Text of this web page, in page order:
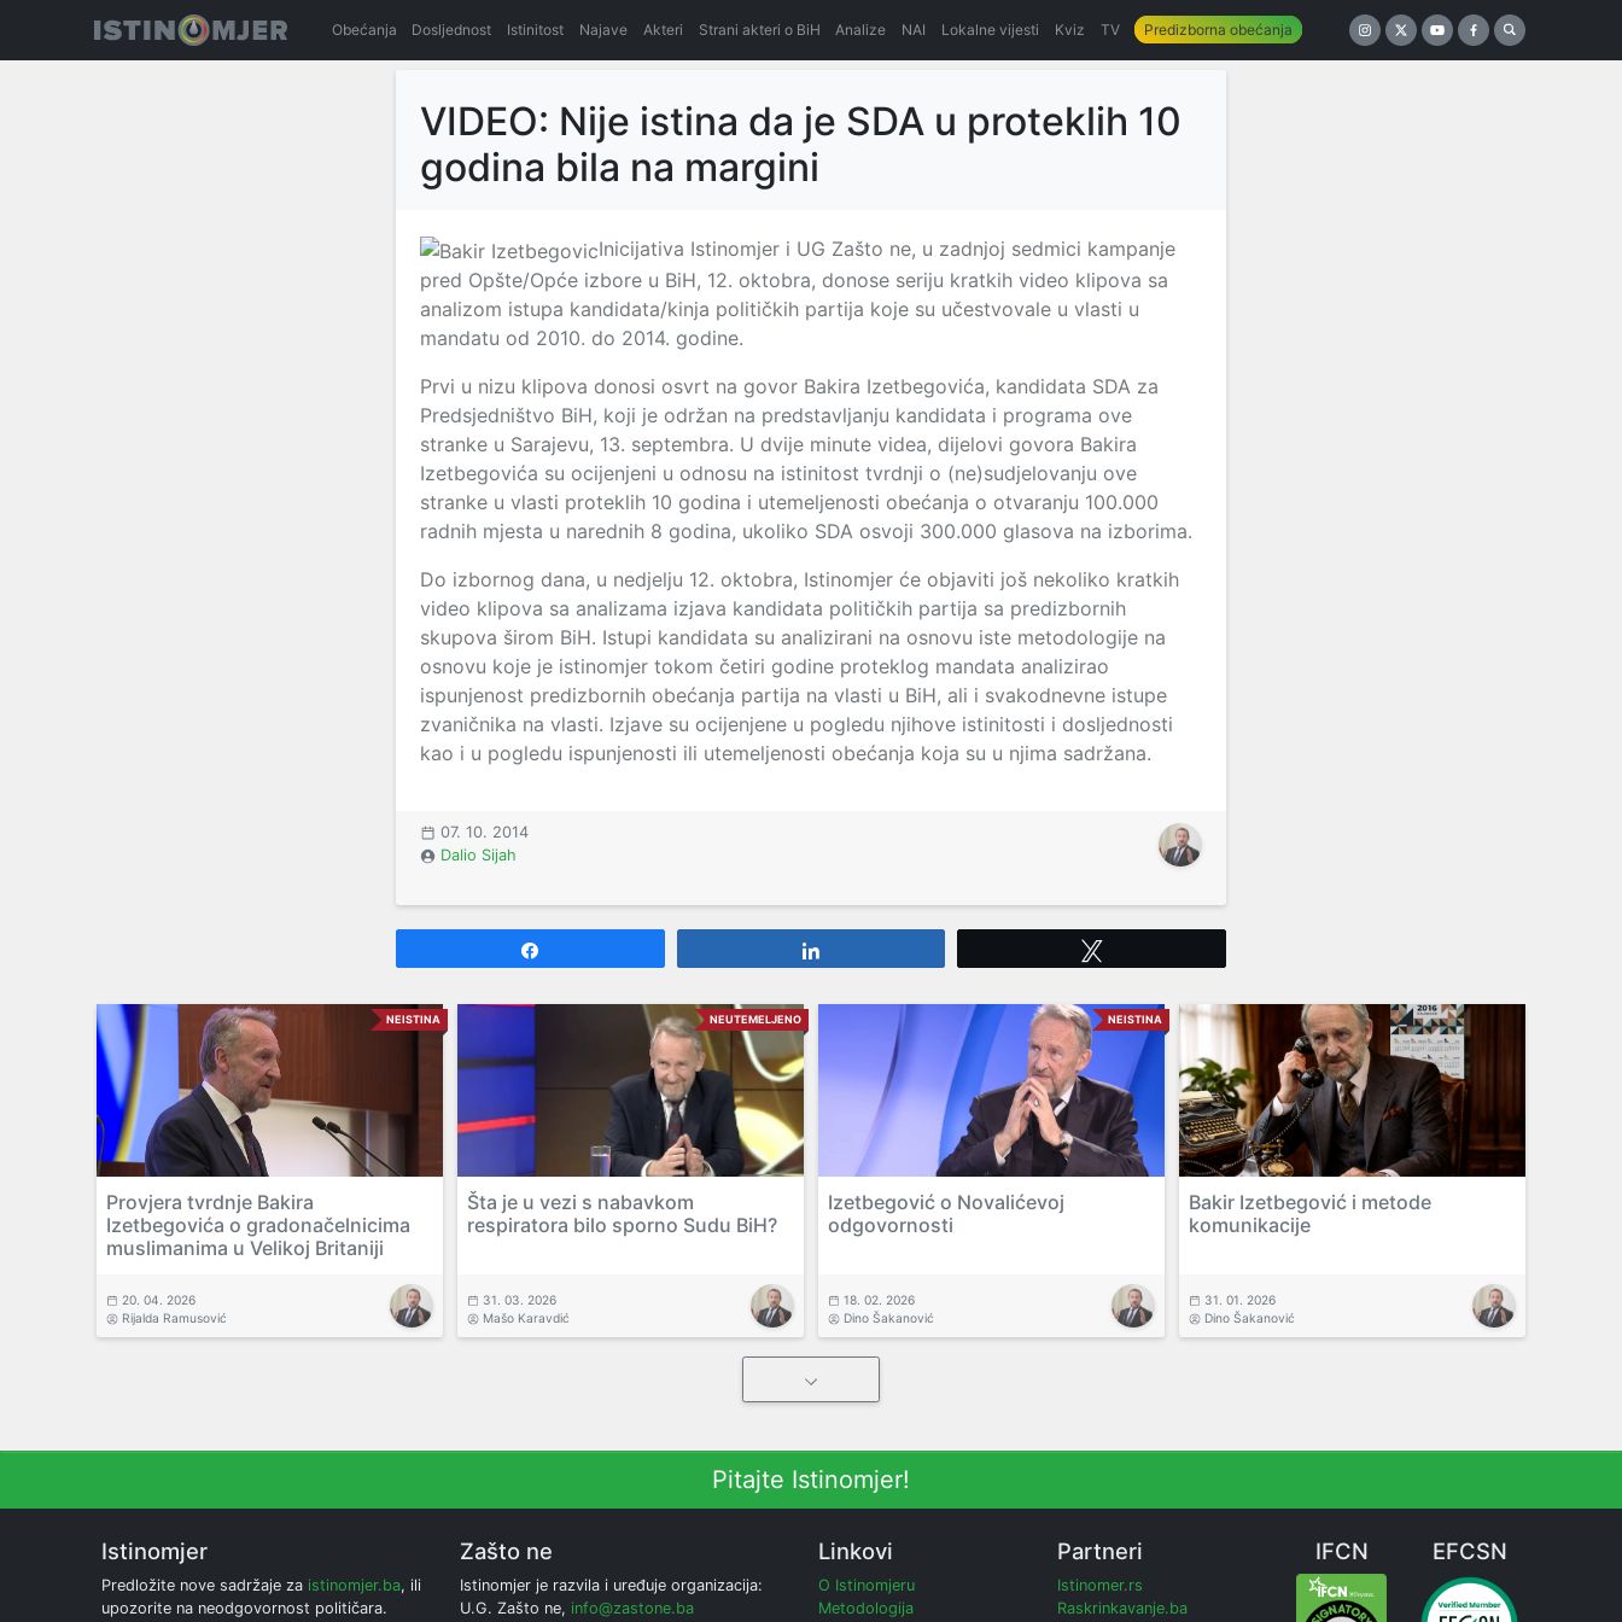
Obećanja Dosljednost Istinitost Najave Akteri Strani akteri o BiH Analize NAI Lokalne vijesti Kviz TV Predizborna obećanja
VIDEO: Nije istina da je SDA u proteklih 10
godina bila na margini
Inicijativa Istinomjer i UG Zašto ne, u zadnjoj sedmici kampanje
pred Opšte/Opće izbore u BiH, 12. oktobra, donose seriju kratkih video klipova sa
analizom istupa kandidata/kinja političkih partija koje su učestvovale u vlasti u
mandatu od 2010. do 2014. godine.
Prvi u nizu klipova donosi osvrt na govor Bakira Izetbegovića, kandidata SDA za
Predsjedništvo BiH, koji je održan na predstavljanju kandidata i programa ove
stranke u Sarajevu, 13. septembra. U dvije minute videa, dijelovi govora Bakira
Izetbegovića su ocijenjeni u odnosu na istinitost tvrdnji o (ne)sudjelovanju ove
stranke u vlasti proteklih 10 godina i utemeljenosti obećanja o otvaranju 100.000
radnih mjesta u narednih 8 godina, ukoliko SDA osvoji 300.000 glasova na izborima.
Do izbornog dana, u nedjelju 12. oktobra, Istinomjer će objaviti još nekoliko kratkih
video klipova sa analizama izjava kandidata političkih partija sa predizbornih
skupova širom BiH. Istupi kandidata su analizirani na osnovu iste metodologije na
osnovu koje je istinomjer tokom četiri godine proteklog mandata analizirao
ispunjenost predizbornih obećanja partija na vlasti u BiH, ali i svakodnevne istupe
zvaničnika na vlasti. Izjave su ocijenjene u pogledu njihove istinitosti i dosljednosti
kao i u pogledu ispunjenosti ili utemeljenosti obećanja koja su u njima sadržana.
07. 10. 2014
Dalio Sijah
NEISTINA
Provjera tvrdnje Bakira
Izetbegovića o gradonačelnicima
muslimanima u Velikoj Britaniji
20. 04. 2026
Rijalda Ramusović
NEUTEMELJENO
Šta je u vezi s nabavkom
respiratora bilo sporno Sudu BiH?
31. 03. 2026
Mašo Karavdić
NEISTINA
Izetbegović o Novalićevoj
odgovornosti
18. 02. 2026
Dino Šakanović
Bakir Izetbegović i metode
komunikacije
31. 01. 2026
Dino Šakanović
Pitajte Istinomjer!
Istinomjer
Predložite nove sadržaje za istinomjer.ba, ili
upozorite na neodgovornost političara.
Zašto ne
Istinomjer je razvila i uređuje organizacija:
U.G. Zašto ne, info@zastone.ba
Linkovi
O Istinomjeru
Metodologija
Partneri
Istinomer.rs
Raskrinkavanje.ba
IFCN EFCSN